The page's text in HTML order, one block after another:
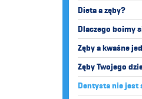
Dieta a zęby?
Dlaczego boimy
Zęby a kwaśne
Zęby Twojego
Dentysta nie jest